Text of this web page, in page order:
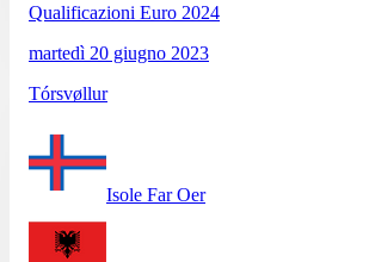
Qualificazioni Euro 2024
martedì 20 giugno 2023
Tórsvøllur
Isole Far Oer